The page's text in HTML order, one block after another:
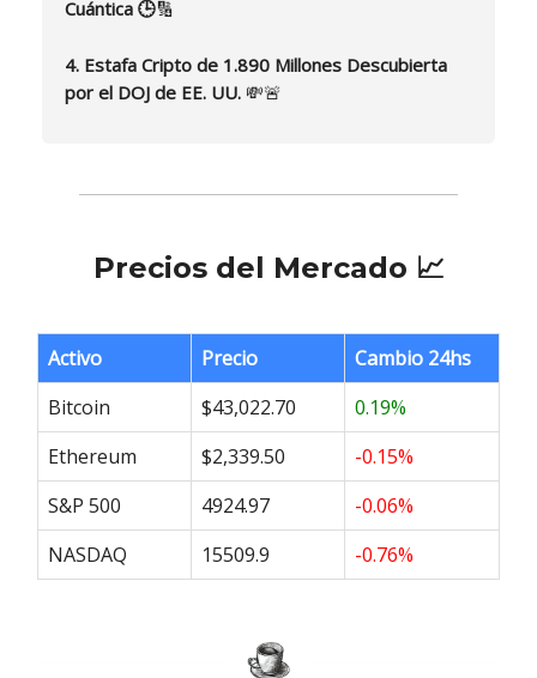
Cuántica 🕒🔢
4. Estafa Cripto de 1.890 Millones Descubierta
por el DOJ de EE. UU. 💸🚨
Precios del Mercado 📈
Activo Precio
Cambio 24hs
Bitcoin
$43,022.70
0.19%
Ethereum
$2,339.50
-0.15%
S&P 500
4924.97
-0.06%
NASDAQ
15509.9 -0.76%